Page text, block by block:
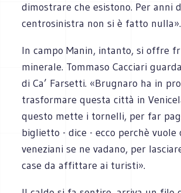
dimostrare che esistono. Per anni
centrosinistra non si è fatto nulla».
In campo Manin, intanto, si offre
minerale. Tommaso Cacciari
di Ca’ Farsetti. «Brugnaro ha in
trasformare questa città in
questo mette i tornelli, per far
biglietto - dice - ecco perchè vuole
veneziani se ne vadano, per
case da affittare ai turisti».